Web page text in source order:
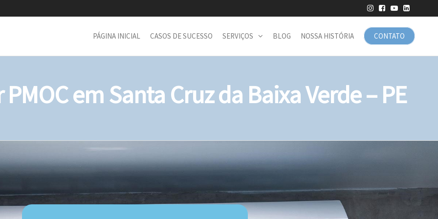
CONTATO
PÁGINA INICIAL CASOS DE SUCESSO SERVIÇOS BLOG NOSSA HISTÓRIA
em Santa Cruz da Baixa Verde – PE